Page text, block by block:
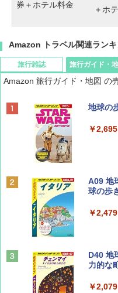
券＋ホテル料金
＋ホ
Amazon トラベル関連ラン
旅行雑誌
BE-
ディズ
誌] (Ｄ
￥713
山と溪
旅行ガイド・
Amazon 旅行ガイド・地図 の
地球の
￥2,695
A09 地
球の歩
￥2,479
D40 地
力的な
￥2,079